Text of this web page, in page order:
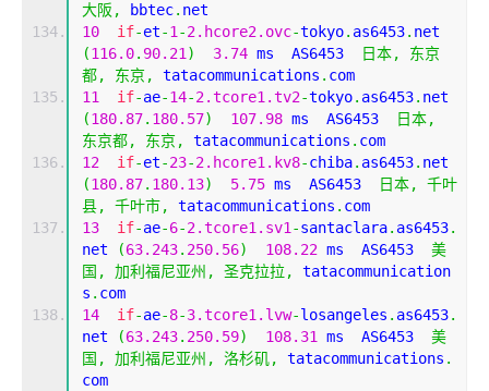
大阪, bbtec. net
10
if-et-1 -2.hcore2.ovc-tokyo. as6453.
(116.0. 90.21 ) 3.74 ms  AS6453 日本,
东京
都,
东京, tatacommunications . com
11
if-ae-14-2.tcore1.tv2-tokyo. as6453.
(180.87. 180.57) 107.98 ms  AS6453
日本,
东京都,
东京, tatacommunications . com
12
if-et-23-2.hcore1.kv8-chiba. as6453.
(180.87. 180.13) 5.75 ms  AS6453 日本,
千叶
县,
千叶市, tatacommunications . com
13
if-ae-6-2.tcore1.sv1 -santaclara. as6453.
net
(63.243. 250.56) 108.22 ms  AS6453 美
国,
加利福尼亚州, 圣克拉拉,
tatacommunication
s . com
14
if-ae-8-3.tcore1.lvw-losangeles . as6453.
net
(63.243. 250.59) 108.31 ms  AS6453 美
国,
加利福尼亚州, 洛杉矶, tatacommunications .
com